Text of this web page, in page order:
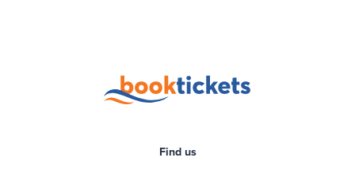
Find us